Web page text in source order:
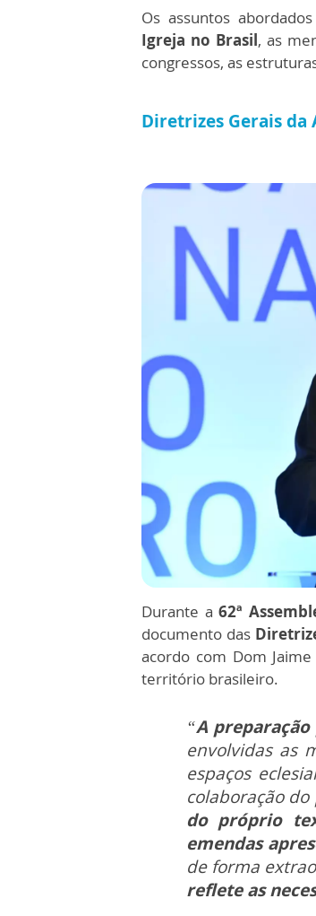
Os assuntos
Igreja no Brasil, as
congressos, as
Diretrizes Gerais da
Durante a62ª
documento das
acordo com Dom
território brasileiro.
“A
envolvidas as
espaços
colaboração
do próprio
emendas
de forma
reflete as